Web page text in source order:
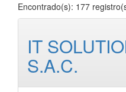
Encontrado(s): 177
IT
S.A.C.